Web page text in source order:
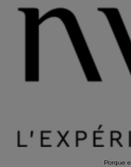
Porque